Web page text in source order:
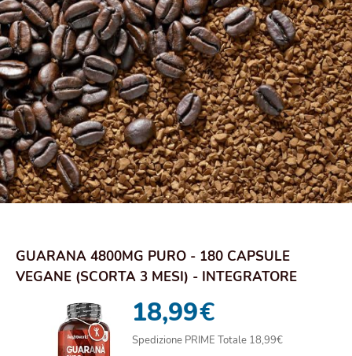
GUARANA 4800MG PURO - 180 CAPSULE
VEGANE (SCORTA 3 MESI) - INTEGRATORE
18,99€
Spedizione PRIME Totale 18,99€